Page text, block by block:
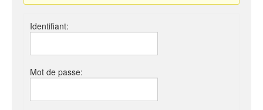
Identifiant:
Mot de passe: